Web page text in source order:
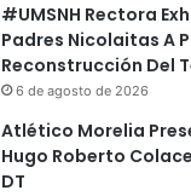
#UMSNH Rectora
Padres Nicolaitas A
Reconstrucción Del
6 de agosto de 2026
Atlético Morelia
Hugo Roberto
DT